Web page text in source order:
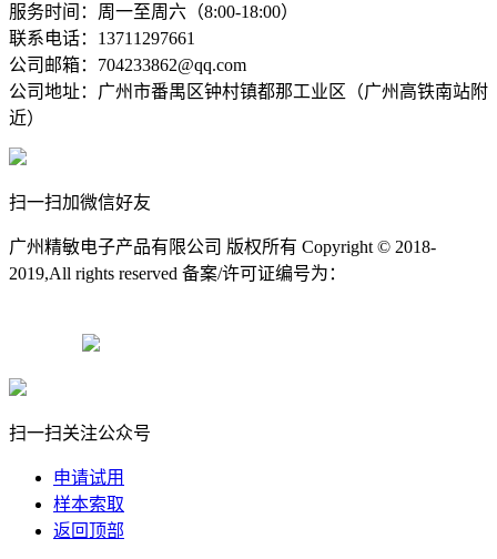
服务时间：周一至周六（8:00-18:00）
联系电话：13711297661
公司邮箱：704233862@qq.com
公司地址：广州市番禺区钟村镇都那工业区（广州高铁南站附
近）
扫一扫加微信好友
广州精敏电子产品有限公司 版权所有 Copyright © 2018-
2019,All rights reserved 备案/许可证编号为：
粤公网安备11078472号-2
扫一扫关注公众号
申请试用
样本索取
返回顶部